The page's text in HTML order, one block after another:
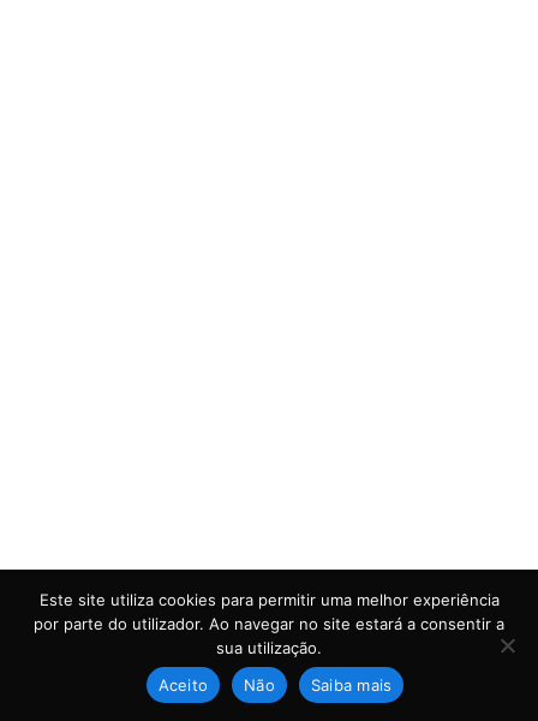
Este site utiliza cookies para permitir uma melhor experiência
por parte do utilizador. Ao navegar no site estará a consentir a
sua utilização.
Aceito
Não Saiba mais